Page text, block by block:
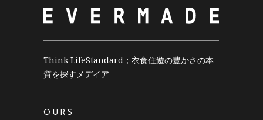
Think LifeStandard；衣食住遊の豊かさの本
質を探すメデイア
OURS